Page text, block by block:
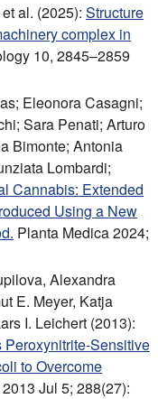
al. (2025): Structure
complex in
10, 2845–2859
Eleonora Casagni;
Sara Penati; Arturo
Bimonte; Antonia
Lombardi;
Cannabis: Extended
Using a New
Planta Medica 2024;
Alexandra
E. Meyer, Katja
I. Leichert (2013):
Sensitive
to Overcome
Jul 5; 288(27):